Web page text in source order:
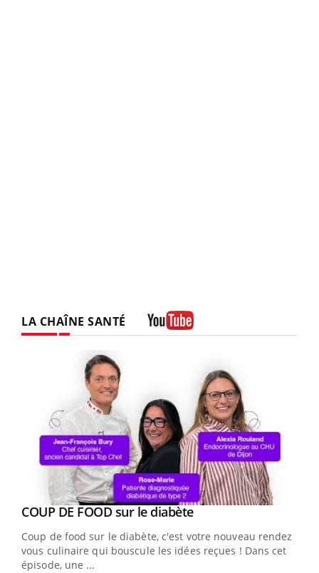
LA CHAÎNE SANTÉ
Youtube
COUP DE FOOD sur le diabèteYoutube
Coup de food sur le diabète, c'est votre nouveau rendez-
vous culinaire qui bouscule les idées reçues ! Dans cet
épisode, une ...